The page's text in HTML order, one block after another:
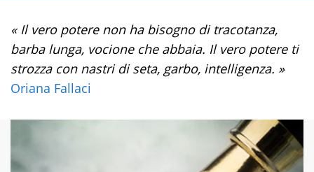
« Il vero potere non ha bisogno di tracotanza,
barba lunga, vocione che abbaia. Il vero potere ti
strozza con nastri di seta, garbo, intelligenza. »
Oriana Fallaci